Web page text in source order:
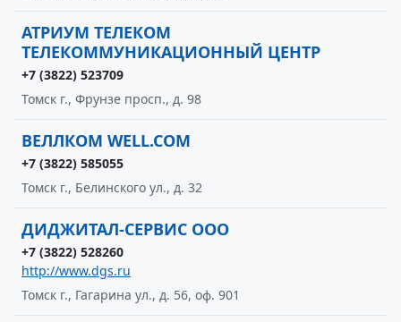
АТРИУМ ТЕЛЕКОМ
ТЕЛЕКОММУНИКАЦИОННЫЙ ЦЕНТР
+7 (3822) 523709
Томск г., Фрунзе просп., д. 98
ВЕЛЛКОМ WELL.COM
+7 (3822) 585055
Томск г., Белинского ул., д. 32
ДИДЖИТАЛ-СЕРВИС ООО
+7 (3822) 528260
http://www.dgs.ru
Томск г., Гагарина ул., д. 56, оф. 901